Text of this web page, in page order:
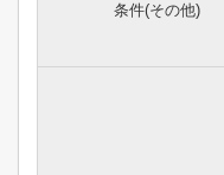
条件(その他)